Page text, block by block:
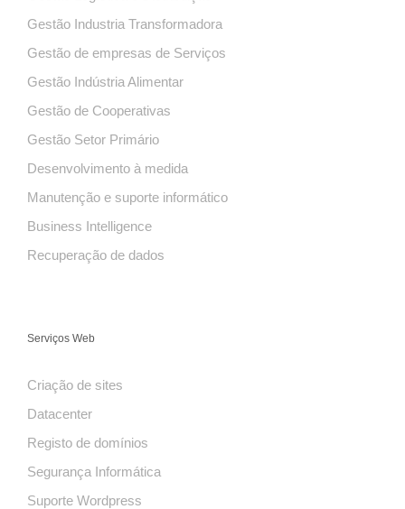
Gestão Industria Transformadora
Gestão de empresas de Serviços
Gestão Indústria Alimentar
Gestão de Cooperativas
Gestão Setor Primário
Desenvolvimento à medida
Manutenção e suporte informático
Business Intelligence
Recuperação de dados
Serviços Web
Criação de sites
Datacenter
Registo de domínios
Segurança Informática
Suporte Wordpress